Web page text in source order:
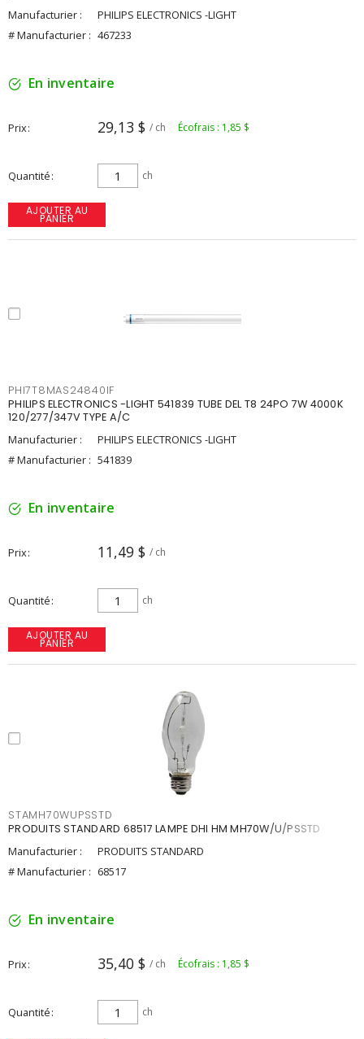
Manufacturier :
PHILIPS ELECTRONICS -LIGHT
# Manufacturier : 467233
En inventaire
Prix 29,13 $ / ch Écofrais : 1,85 $
Quantité ch
AJOUTER AU
PANIER
PHI7T8MAS24840IF
PHILIPS ELECTRONICS -LIGHT 541839 TUBE DEL T8 24PO 7W 4000K
120/277/347V TYPE A/C
Manufacturier :
PHILIPS ELECTRONICS -LIGHT
# Manufacturier : 541839
En inventaire
Prix 11,49 $ / ch
Quantité ch
AJOUTER AU
PANIER
STAMH70WUPSSTD
PRODUITS STANDARD 68517 LAMPE DHI HM MH70W/U/PSSTD
Manufacturier :
PRODUITS STANDARD
# Manufacturier : 68517
En inventaire
Prix 35,40 $ / ch Écofrais : 1,85 $
Quantité ch